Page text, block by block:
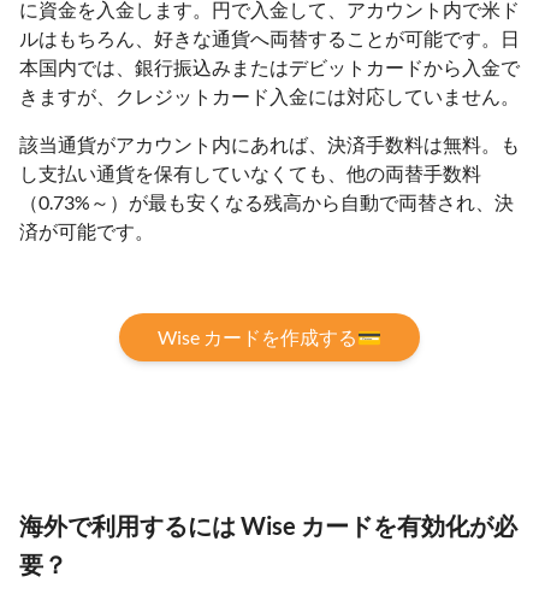
に資金を入金します。円で入金して、アカウント内で米ド
ルはもちろん、好きな通貨へ両替することが可能です。日
本国内では、銀行振込みまたはデビットカードから入金で
きますが、クレジットカード入金には対応していません。
該当通貨がアカウント内にあれば、決済手数料は無料。も
し支払い通貨を保有していなくても、他の両替手数料
（0.73%～）が最も安くなる残高から自動で両替され、決
済が可能です。
Wise カードを作成する💳
海外で利用するには Wise カードを有効化が必
要？